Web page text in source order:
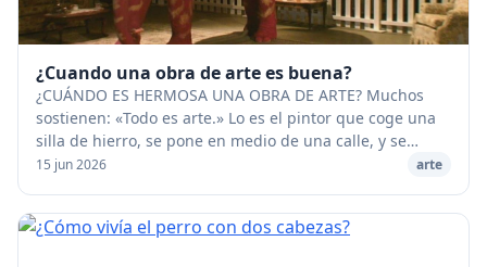
¿Cuando una obra de arte es buena?
¿CUÁNDO ES HERMOSA UNA OBRA DE ARTE? Muchos
sostienen: «Todo es arte.» Lo es el pintor que coge una
silla de hierro, se pone en medio de una calle, y se
coloca un cartel que dice: «Miradme, con esto b...
15 jun 2026 arte